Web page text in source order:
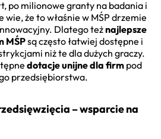
po milionowe granty na badania i
wie, że to właśnie w MŚP drzemie
Dlatego teżnajlepsze
MŚPsą często łatwiej dostępne i
niż te dla dużych graczy.
dotacje unijne dla firm pod
przedsiębiorstwa.
– wsparcie na